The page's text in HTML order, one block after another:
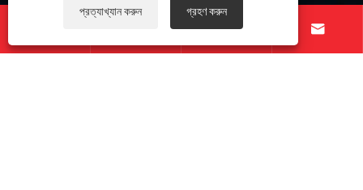
আমাদের অনুসরণ করো
 
প্রত্যাখ্যান করুন গ্রহণ করুন